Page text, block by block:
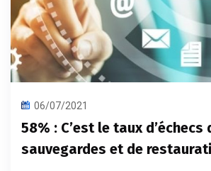
06/07/2021
58% : C’est le taux d’échecs
sauvegardes et de